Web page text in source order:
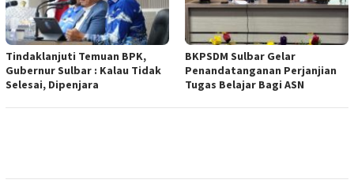
Tindaklanjuti Temuan BPK,
Gubernur Sulbar : Kalau Tidak
Selesai, Dipenjara
BKPSDM Sulbar Gelar
Penandatanganan Perjanjian
Tugas Belajar Bagi ASN